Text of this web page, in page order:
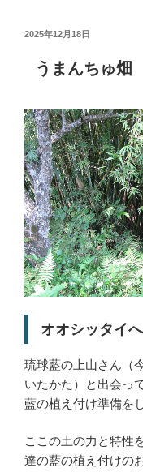
投
2025年12月18日
うまんちゅ畑
オオシッタイ
琉球藍の上山さん（
いたかた）と出会っ
藍の植え付け準備を
ここの土の力と特性
達の藍の植え付けの